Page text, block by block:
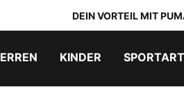
DEIN VORTEIL MIT
KINDER